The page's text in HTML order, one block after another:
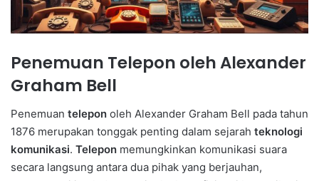
Penemuan Telepon oleh Alexander
Graham Bell
Penemuan telepon oleh Alexander Graham Bell pada tahun
1876 merupakan tonggak penting dalam sejarah teknologi
komunikasi. Telepon memungkinkan komunikasi suara
secara langsung antara dua pihak yang berjauhan,